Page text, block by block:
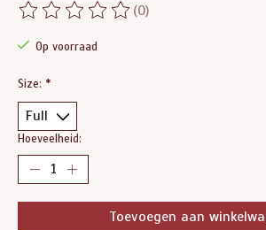
De beoordeling van dit product is
(0)
Op voorraad
Size: *
Hoeveelheid:
Toevoegen aan